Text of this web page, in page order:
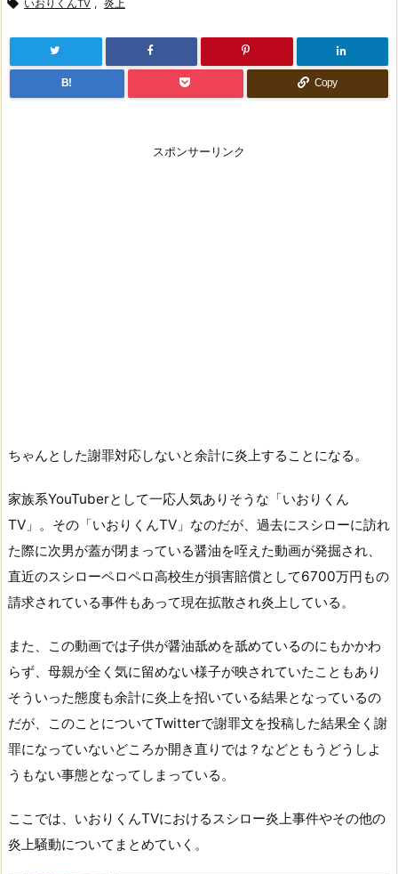
 いおりくんTV , 炎上
B! Copy
スポンサーリンク
ちゃんとした謝罪対応しないと余計に炎上することになる。
家族系YouTuberとして一応人気ありそうな「いおりくん
TV」。その「いおりくんTV」なのだが、過去にスシローに訪れ
た際に次男が蓋が閉まっている醤油を咥えた動画が発掘され、
直近のスシローペロペロ高校生が損害賠償として6700万円もの
請求されている事件もあって現在拡散され炎上している。
また、この動画では子供が醤油舐めを舐めているのにもかかわ
らず、母親が全く気に留めない様子が映されていたこともあり
そういった態度も余計に炎上を招いている結果となっているの
だが、このことについてTwitterで謝罪文を投稿した結果全く謝
罪になっていないどころか開き直りでは？などともうどうしよ
うもない事態となってしまっている。
ここでは、いおりくんTVにおけるスシロー炎上事件やその他の
炎上騒動についてまとめていく。